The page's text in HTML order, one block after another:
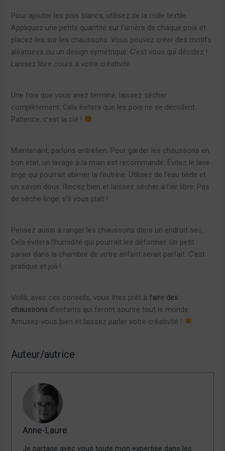
Pour ajouter les pois blancs, utilisez de la colle textile.
Appliquez une petite quantité sur l’arrière de chaque pois et
placez-les sur les chaussons. Vous pouvez créer des motifs
aléatoires ou un design symétrique. C’est vous qui décidez !
Laissez libre cours à votre créativité.
Une fois que vous avez terminé, laissez sécher
complètement. Cela évitera que les pois ne se décollent.
Patience, c’est la clé !
Maintenant, parlons entretien. Pour garder les chaussons en
bon état, un lavage à la main est recommandé. Évitez le lave-
linge qui pourrait abîmer la feutrine. Utilisez de l’eau tiède et
un savon doux. Rincez bien et laissez sécher à l’air libre. Pas
de sèche-linge, s’il vous plaît !
Pensez aussi à ranger les chaussons dans un endroit sec.
Cela évitera l’humidité qui pourrait les déformer. Un petit
panier dans la chambre de votre enfant serait parfait. C’est
pratique et joli !
Voilà, avec ces conseils, vous êtes prêt à faire des
chaussons d’enfants qui feront sourire tout le monde.
Amusez-vous bien et laissez parler votre créativité !
Auteur/autrice
Anne-Laure
Je partage avec vous toute mon expertise dans les